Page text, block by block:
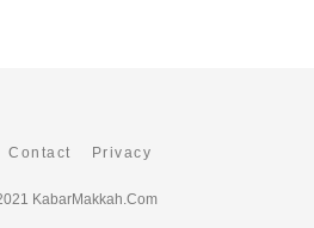
Contact Privacy
KabarMakkah.Com